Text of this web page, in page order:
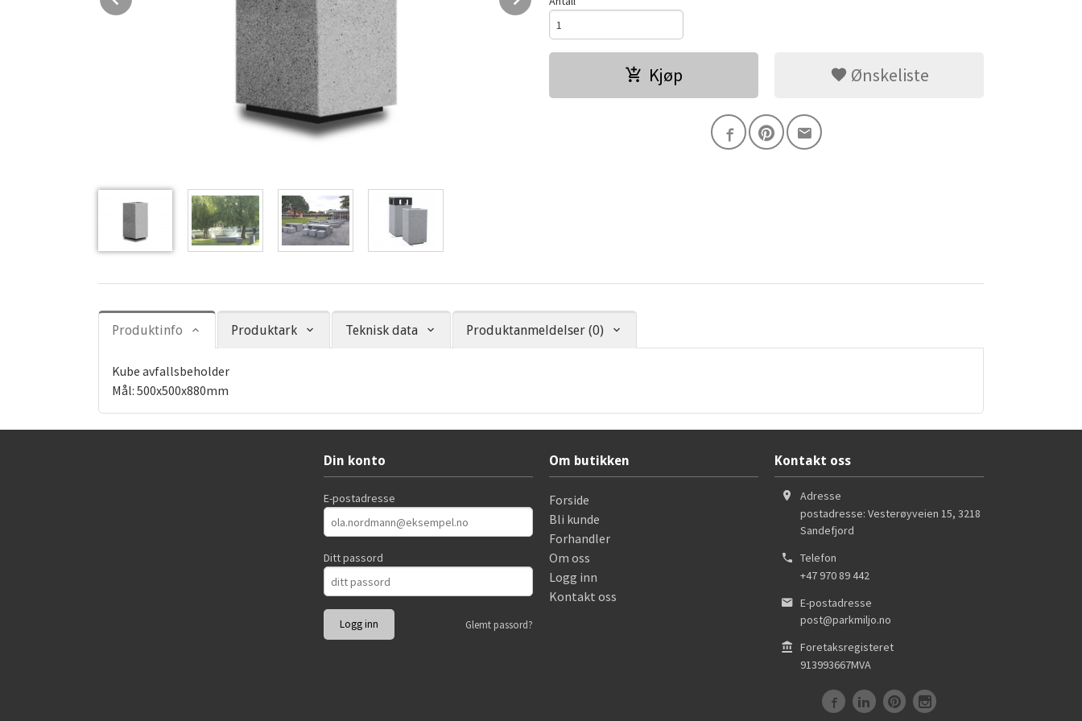
Kjøp Ønskeliste
Produktinfo Produktark Teknisk data Produktanmeldelser (0)
Kube avfallsbeholder
Mål: 500x500x880mm
Din konto
E-postadresse
Ditt passord
Glemt passord?
Om butikken
Forside
Bli kunde
Forhandler
Om oss
Logg inn
Kontakt oss
Kontakt oss
Adresse
postadresse: Vesterøyveien 15, 3218
Sandefjord
Telefon
+47 970 89 442
E-postadresse
post@parkmiljo.no
Foretaksregisteret
913993667MVA